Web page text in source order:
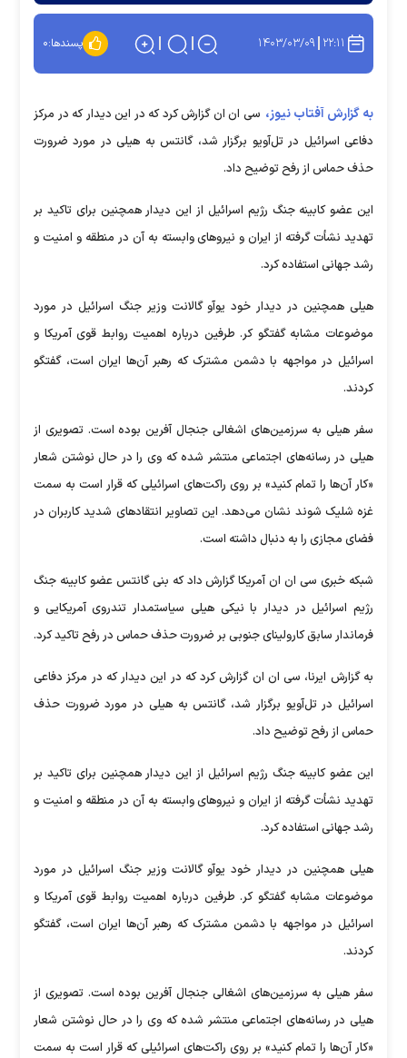
۲۲:۱۱ ۱۴۰۳/۰۳/۰۹ پسندها:۰
به گزارش آفتاب نیوز، سی ان ان گزارش کرد که در این دیدار که در مرکز
دفاعی اسرائیل در تل‌آویو برگزار شد، گانتس به هیلی در مورد ضرورت
حذف حماس از رفح توضیح داد.
این عضو کابینه جنگ رژیم اسرائیل از این دیدار همچنین برای تاکید بر
تهدید نشأت گرفته از ایران و نیرو‌های وابسته به آن در منطقه و امنیت و
رشد جهانی استفاده کرد.
هیلی همچنین در دیدار خود یوآو گالانت وزیر جنگ اسرائیل در مورد
موضوعات مشابه گفتگو کر. طرفین درباره اهمیت روابط قوی آمریکا و
اسرائیل در مواجهه با دشمن مشترک که رهبر آن‌ها ایران است، گفتگو
کردند.
سفر هیلی به سرزمین‌های اشغالی جنجال آفرین بوده است. تصویری از
هیلی در رسانه‌های اجتماعی منتشر شده که وی را در حال نوشتن شعار
«کار آن‌ها را تمام کنید» بر روی راکت‌های اسرائیلی که قرار است به سمت
غزه شلیک شوند نشان می‌دهد. این تصاویر انتقاد‌های شدید کاربران در
فضای مجازی را به دنبال داشته است.
شبکه خبری سی ان ان آمریکا گزارش داد که بنی گانتس عضو کابینه جنگ
رژیم اسرائیل در دیدار با نیکی هیلی سیاستمدار تندروی آمریکایی و
فرماندار سابق کارولینای جنوبی بر ضرورت حذف حماس در رفح تاکید کرد.
به گزارش ایرنا، سی ان ان گزارش کرد که در این دیدار که در مرکز دفاعی
اسرائیل در تل‌آویو برگزار شد، گانتس به هیلی در مورد ضرورت حذف
حماس از رفح توضیح داد.
این عضو کابینه جنگ رژیم اسرائیل از این دیدار همچنین برای تاکید بر
تهدید نشأت گرفته از ایران و نیرو‌های وابسته به آن در منطقه و امنیت و
رشد جهانی استفاده کرد.
هیلی همچنین در دیدار خود یوآو گالانت وزیر جنگ اسرائیل در مورد
موضوعات مشابه گفتگو کر. طرفین درباره اهمیت روابط قوی آمریکا و
اسرائیل در مواجهه با دشمن مشترک که رهبر آن‌ها ایران است، گفتگو
کردند.
سفر هیلی به سرزمین‌های اشغالی جنجال آفرین بوده است. تصویری از
هیلی در رسانه‌های اجتماعی منتشر شده که وی را در حال نوشتن شعار
«کار آن‌ها را تمام کنید» بر روی راکت‌های اسرائیلی که قرار است به سمت